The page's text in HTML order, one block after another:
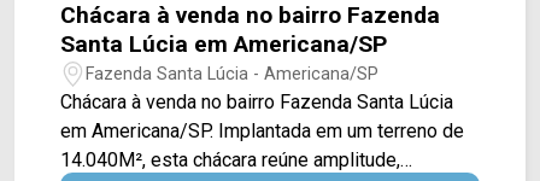
Chácara à venda no bairro Fazenda
Santa Lúcia em Americana/SP
Fazenda Santa Lúcia - Americana/SP
Chácara à venda no bairro Fazenda Santa Lúcia
em Americana/SP. Implantada em um terreno de
14.040M², esta chácara reúne amplitude,